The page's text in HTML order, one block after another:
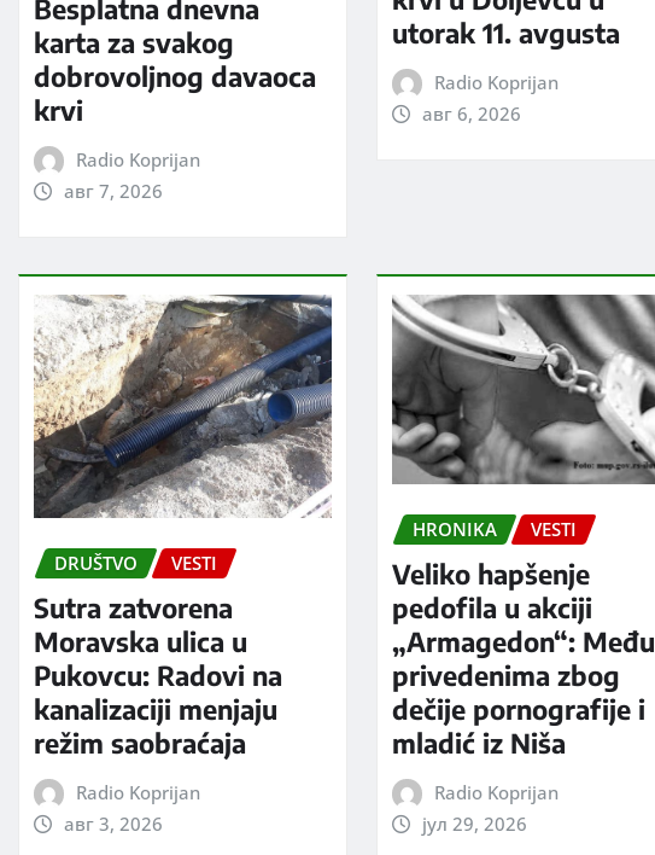
Besplatna dnevna
karta za svakog
dobrovoljnog davaoca
krvi
Radio Koprijan
авг 7, 2026
utorak 11. avgusta
Radio Koprijan
авг 6, 2026
DRUŠTVO VESTI
Sutra zatvorena
Moravska ulica u
Pukovcu: Radovi na
kanalizaciji menjaju
režim saobraćaja
Radio Koprijan
авг 3, 2026
HRONIKA VESTI
Veliko hapšenje
pedofila u akciji
„Armagedon“: Među
privedenima zbog
dečije pornografije i
mladić iz Niša
Radio Koprijan
јул 29, 2026